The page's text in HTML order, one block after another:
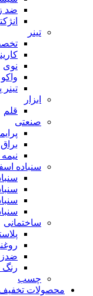
ضد
تینر
نوی
واکو
تینر
ابزار
قلم
صنعتی
براق
سنباده
ساختمانی
رنگ
چسب
محصولات